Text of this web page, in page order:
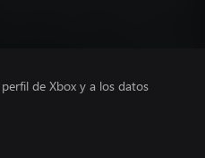
de Xbox y a los datos